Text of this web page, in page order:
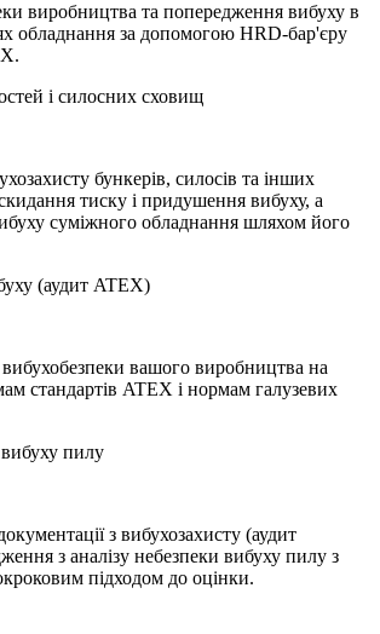
виробництва та попередження вибуху в
обладнання за допомогою HRD-бар'єру
і силосних сховищ
бункерів, силосів та інших
тиску і придушення вибуху, а
суміжного обладнання шляхом його
(аудит ATEX)
вашого виробництва на
стандартів ATEX і нормам галузевих
пилу
з вибухозахисту (аудит
з аналізу небезпеки вибуху пилу з
підходом до оцінки.